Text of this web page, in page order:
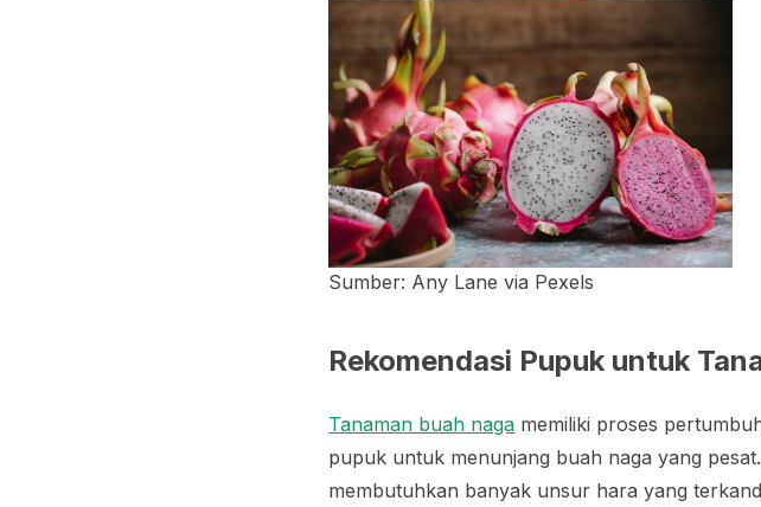
Sumber: Any Lane via Pexels
Rekomendasi Pupuk untuk
Tanaman buah naga memiliki proses
pupuk untuk menunjang buah naga yang
membutuhkan banyak unsur hara yang